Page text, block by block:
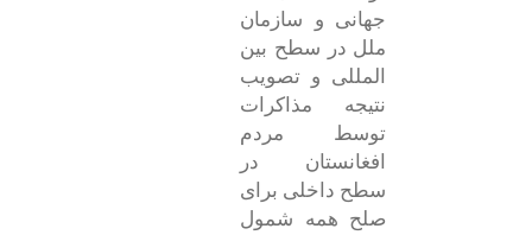
جهانی و سازمان
ملل در سطح بین
المللی و تصویب
نتیجه مذاکرات
توسط مردم
افغانستان در
سطح داخلی برای
صلح همه شمول